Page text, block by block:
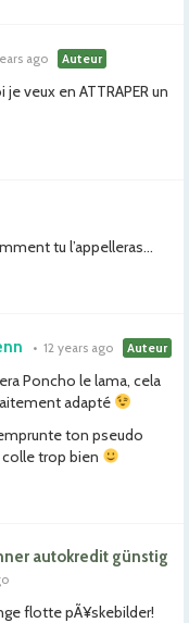
ago Auteur
veux en ATTRAPER un
tu l’appelleras…
• 12 years ago Auteur
Poncho le lama, cela
adapté
ton pseudo
trop bien
autokredit günstig
flotte pÃ¥skebilder!